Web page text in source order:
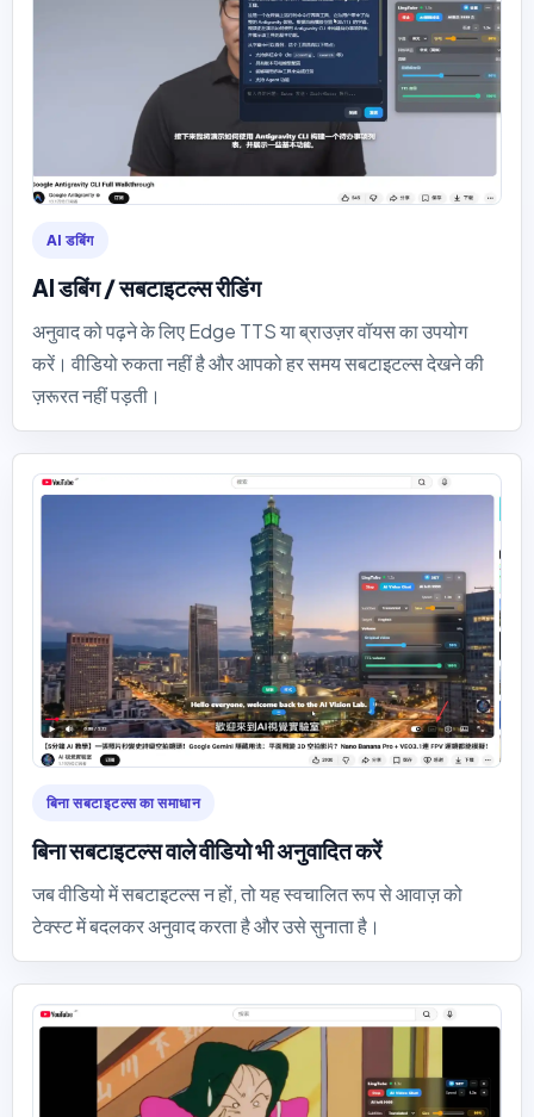
AI डबिंग
AI डबिंग / सबटाइटल्स रीडिंग
अनुवाद को पढ़ने के लिए Edge TTS या ब्राउज़र वॉयस का उपयोग
करें। वीडियो रुकता नहीं है और आपको हर समय सबटाइटल्स देखने की
ज़रूरत नहीं पड़ती।
बिना सबटाइटल्स का समाधान
बिना सबटाइटल्स वाले वीडियो भी अनुवादित करें
जब वीडियो में सबटाइटल्स न हों, तो यह स्वचालित रूप से आवाज़ को
टेक्स्ट में बदलकर अनुवाद करता है और उसे सुनाता है।